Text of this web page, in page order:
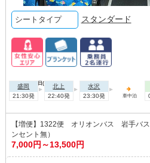
シートタイプ スタンダード
2026年08月09日(日)
盛岡
21:30発
北上
22:40発
水沢
23:30発
車中泊
【増便】1322便 オリオンバス 岩手バ
ンセント無）
7,000円～13,500円